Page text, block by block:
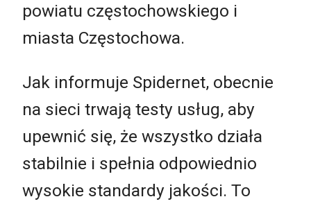
powiatu częstochowskiego i
miasta Częstochowa.
Jak informuje Spidernet, obecnie
na sieci trwają testy usług, aby
upewnić się, że wszystko działa
stabilnie i spełnia odpowiednio
wysokie standardy jakości. To